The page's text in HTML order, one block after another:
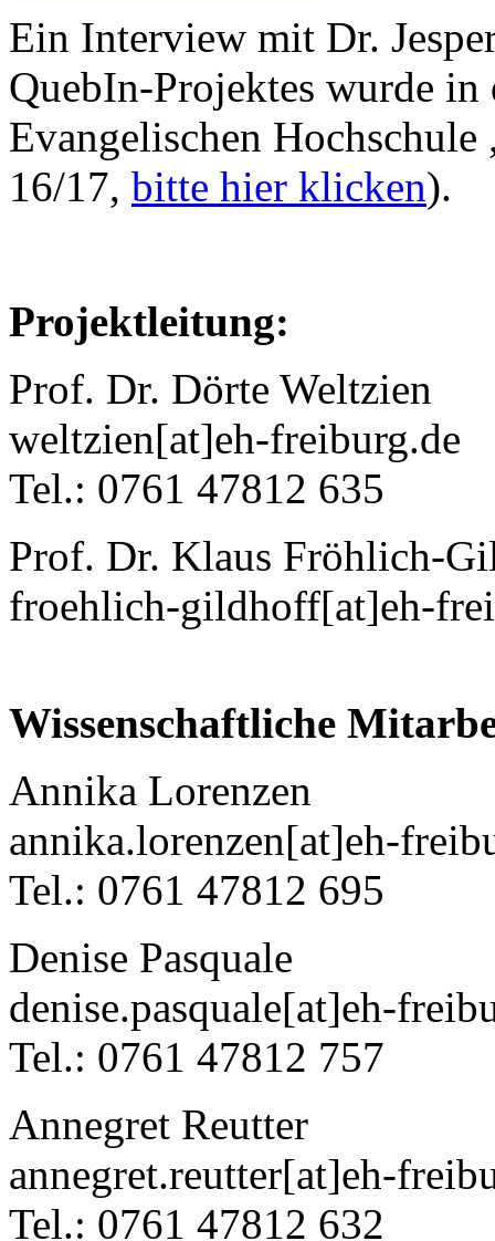
Ein Interview mit Dr.
QuebIn-Projektes wurde
Evangelischen
16/17, bitte hier klicken).
Projektleitung:
Prof. Dr. Dörte Weltzien
weltzien[at]eh-freiburg.de
Tel.: 0761 47812 635
Prof. Dr. Klaus Fröhlich-
froehlich-gildhoff[at]eh-
Wissenschaftliche
Annika Lorenzen
annika.lorenzen[at]eh-
Tel.: 0761 47812 695
Denise Pasquale
denise.pasquale[at]eh-
Tel.: 0761 47812 757
Annegret Reutter
annegret.reutter[at]eh-
Tel.: 0761 47812 632